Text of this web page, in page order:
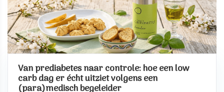
Van prediabetes naar controle: hoe een low
carb dag er écht uitziet volgens een
(para)medisch begeleider